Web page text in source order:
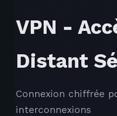
VPN -
Distant
Connexion chiffrée
interconnexions